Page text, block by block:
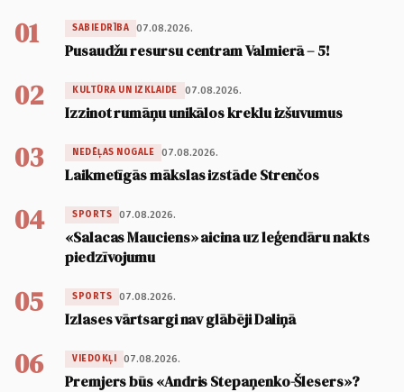
01 SABIEDRĪBA 07.08.2026.
Pusaudžu resursu centram Valmierā – 5!
02 KULTŪRA UN IZKLAIDE 07.08.2026.
Izzinot rumāņu unikālos kreklu izšuvumus
03 NEDĒĻAS NOGALE 07.08.2026.
Laikmetīgās mākslas izstāde Strenčos
04 SPORTS 07.08.2026.
«Salacas Mauciens» aicina uz leģendāru nakts
piedzīvojumu
05 SPORTS 07.08.2026.
Izlases vārtsargi nav glābēji Daliņā
06 VIEDOKĻI 07.08.2026.
Premjers būs «Andris Stepaņenko-Šlesers»?